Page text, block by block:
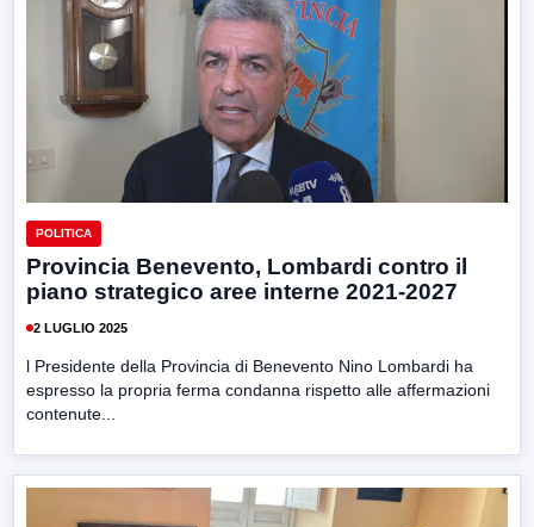
POLITICA
Provincia Benevento, Lombardi contro il
piano strategico aree interne 2021-2027
2 LUGLIO 2025
l Presidente della Provincia di Benevento Nino Lombardi ha
espresso la propria ferma condanna rispetto alle affermazioni
contenute...